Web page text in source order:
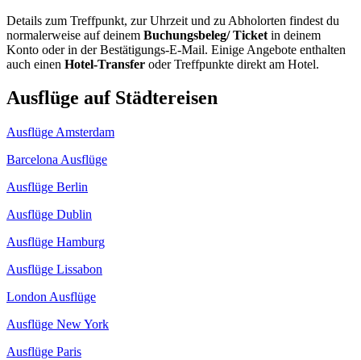
Details zum Treffpunkt, zur Uhrzeit und zu Abholorten findest du
normalerweise auf deinem Buchungsbeleg/ Ticket in deinem
Konto oder in der Bestätigungs-E-Mail. Einige Angebote enthalten
auch einen Hotel-Transfer oder Treffpunkte direkt am Hotel.
Ausflüge auf Städtereisen
Ausflüge Amsterdam
Barcelona Ausflüge
Ausflüge Berlin
Ausflüge Dublin
Ausflüge Hamburg
Ausflüge Lissabon
London Ausflüge
Ausflüge New York
Ausflüge Paris